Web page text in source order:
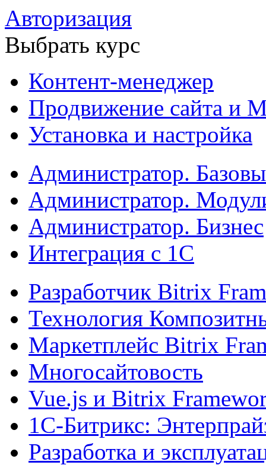
Авторизация
Выбрать курс
Контент-менеджер
Продвижение сайта и
Установка и настройка
Администратор.
Администратор.
Администратор. Бизнес
Интеграция с 1С
Разработчик Bitrix
Технология
Маркетплейс Bitrix
Многосайтовость
Vue.js и Bitrix
1С-Битрикс:
Разработка и